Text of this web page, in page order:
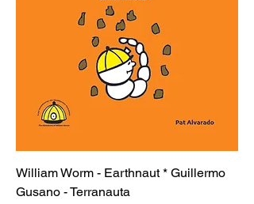
William Worm - Earthnaut * Guillermo
Gusano - Terranauta